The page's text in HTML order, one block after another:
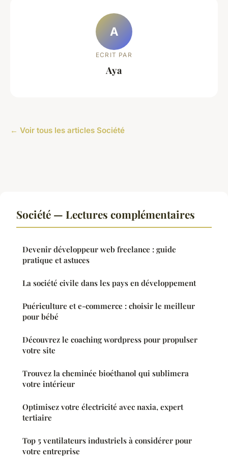
A
ECRIT PAR
Aya
← Voir tous les articles Société
Société — Lectures complémentaires
Devenir développeur web freelance : guide
pratique et astuces
La société civile dans les pays en développement
Puériculture et e-commerce : choisir le meilleur
pour bébé
Découvrez le coaching wordpress pour propulser
votre site
Trouvez la cheminée bioéthanol qui sublimera
votre intérieur
Optimisez votre électricité avec naxia, expert
tertiaire
Top 5 ventilateurs industriels à considérer pour
votre entreprise